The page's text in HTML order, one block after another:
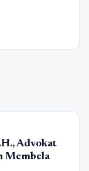
Advokat
Membela